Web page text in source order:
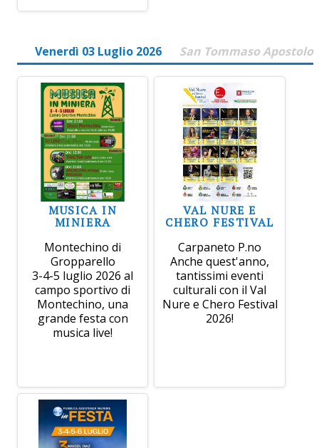
Venerdì 03 Luglio 2026 San Tommaso Apostolo
MUSICA IN
MINIERA
Montechino di
Gropparello
3-4-5 luglio 2026 al
campo sportivo di
Montechino, una
grande festa con
musica live!
VAL NURE E
CHERO FESTIVAL
Carpaneto P.no
Anche quest'anno,
tantissimi eventi
culturali con il Val
Nure e Chero Festival
2026!